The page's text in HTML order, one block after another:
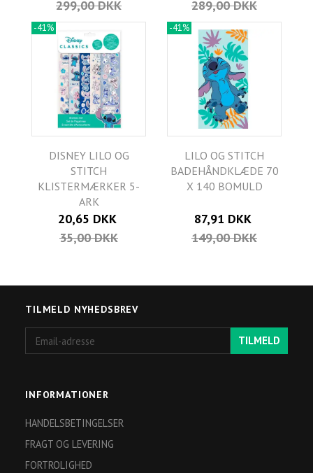
299,00 DKK
289,00 DKK
-41%
DISNEY LILO OG
STITCH
KLISTERMÆRKER 5-
ARK
20,65 DKK
35,00 DKK
-41%
LILO OG STITCH
BADEHÅNDKLÆDE 70
X 140 BOMULD
87,91 DKK
149,00 DKK
TILMELD NYHEDSBREV
adresse
TILMELD
INFORMATIONER
HANDELSBETINGELSER
FRAGT OG LEVERING
FORTROLIGHED